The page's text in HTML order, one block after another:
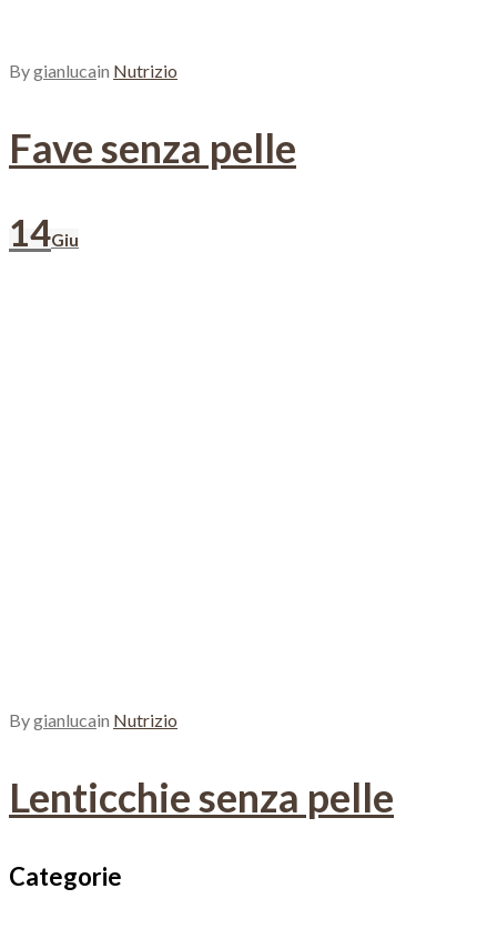
Bygianlucain Nutrizio
Fave senza pelle
14Giu
Bygianlucain Nutrizio
Lenticchie senza pelle
Categorie